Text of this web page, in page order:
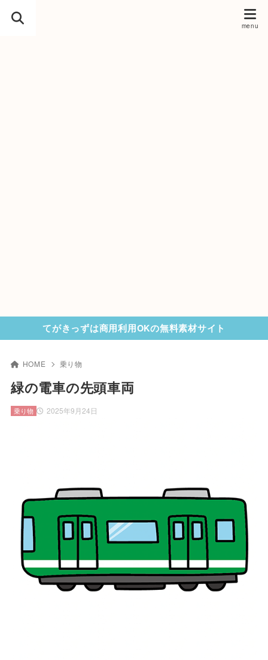
てがきっずは商用利用OKの無料素材サイト
HOME 乗り物
緑の電車の先頭車両
2025年9月24日
乗り物